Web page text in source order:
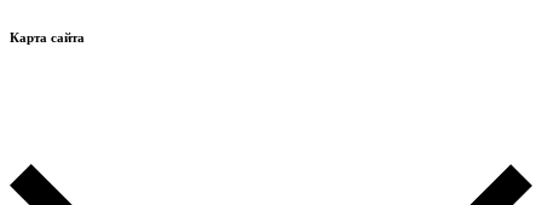
Карта сайта